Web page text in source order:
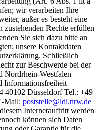
wir verarbeiten Ihre
außer es besteht eine
Rechte erfüllen
Sie sich dazu bitte an
unsere Kontaktdaten
Schließlich
zur Beschwerde bei der
Nordrhein-Westfalen
Informationsfreiheit
40102 Düsseldorf Tel.: +49
Mail: poststelle@ldi.nrw.de
Internetauftritt werden
können sich Daten